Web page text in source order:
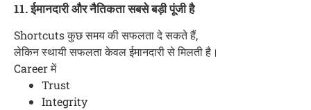
11. ईमानदारी और नैतिकता सबसे बड़ी पूंजी है
Shortcuts कुछ समय की सफलता दे सकते हैं,
लेकिन स्थायी सफलता केवल ईमानदारी से मिलती है।
Career में
Trust
Integrity